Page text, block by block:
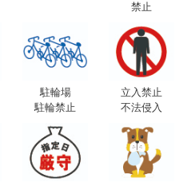
禁止
駐輪場
駐輪禁止
立入禁止
不法侵入